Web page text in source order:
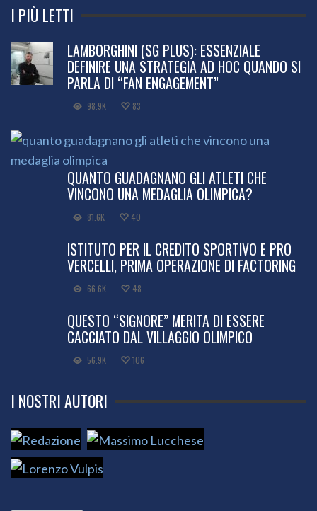
I PIÙ LETTI
LAMBORGHINI (SG PLUS): ESSENZIALE
DEFINIRE UNA STRATEGIA AD HOC QUANDO SI
PARLA DI “FAN ENGAGEMENT”
98.9K 83
QUANTO GUADAGNANO GLI ATLETI CHE
VINCONO UNA MEDAGLIA OLIMPICA?
81.6K 40
ISTITUTO PER IL CREDITO SPORTIVO E PRO
VERCELLI, PRIMA OPERAZIONE DI FACTORING
66.6K 48
QUESTO “SIGNORE” MERITA DI ESSERE
CACCIATO DAL VILLAGGIO OLIMPICO
56.9K 106
I NOSTRI AUTORI